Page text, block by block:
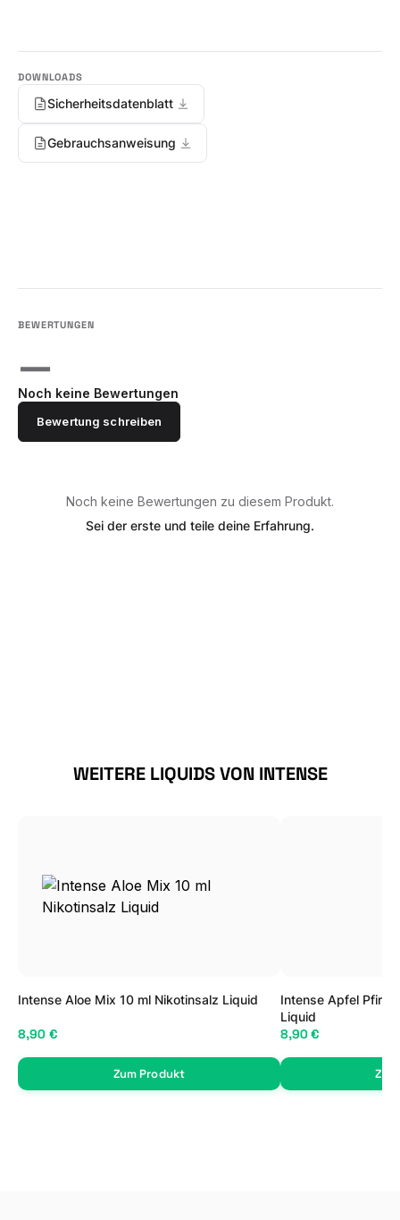
Sicherheitsdatenblatt
Gebrauchsanweisung
—
Noch keine Bewertungen
Bewertung schreiben
Noch keine Bewertungen zu diesem Produkt.
Sei der erste und teile deine Erfahrung.
Produktgalerie überspringen
WEITERE LIQUIDS VON INTENSE
Intense Aloe Mix 10 ml Nikotinsalz Liquid
8,90 €
Zum Produkt
Intense Apfel
Liquid
8,90 €